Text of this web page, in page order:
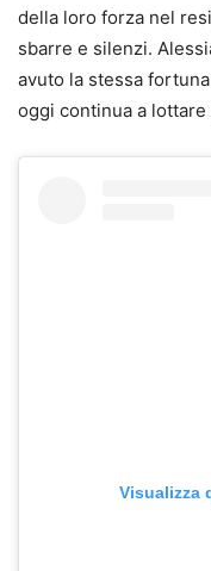
della loro forza nel
sbarre e silenzi.
avuto la stessa
oggi continua a
Visualizza